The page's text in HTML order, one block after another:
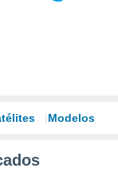
Modelos